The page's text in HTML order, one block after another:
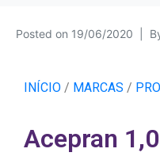
Posted on 19/06/2020
INÍCIO / MARCAS /
Acepran